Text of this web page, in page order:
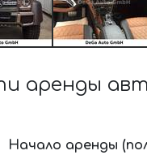
аренды
Начало аренды